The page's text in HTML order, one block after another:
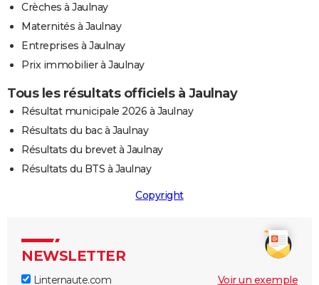
Crèches à Jaulnay
Maternités à Jaulnay
Entreprises à Jaulnay
Prix immobilier à Jaulnay
Tous les résultats officiels à Jaulnay
Résultat municipale 2026 à Jaulnay
Résultats du bac à Jaulnay
Résultats du brevet à Jaulnay
Résultats du BTS à Jaulnay
Copyright
NEWSLETTER
Linternaute.com Voir un exemple